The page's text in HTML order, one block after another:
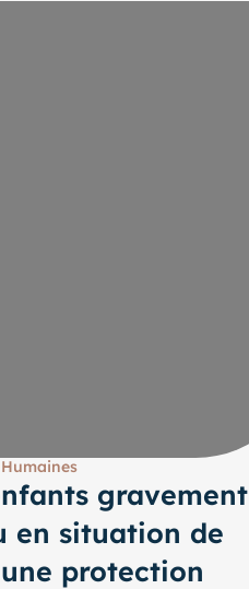
gravement
en situation de
protection